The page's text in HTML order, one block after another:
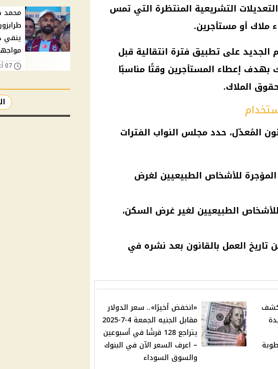
التشريعية المنتظرة التي تمس
ملاك أو مستأجرين.
الجديد على تطبيق فترة انتقالية قبل
بهدف إعطاء المستأجرين وقتًا مناسبًا
الملاك.
المُعدّل، حدد مجلس النواب الفترات
للأشخاص الطبيعيين لغرض
الطبيعيين لغير غرض السكن،
العمل بالقانون بعد نشره في
43 والرطوبة
«انخفض أخيرًا».. سعر الدولار
مقابل الجنيه الجمعة 4-7-2025
يتراجع 128 قرشًا في أسبوعين
– اعرف السعر الآن في البنوك
والسوق السوداء
محمد
ينفي
07 أغسطس, 2026 06:56 م